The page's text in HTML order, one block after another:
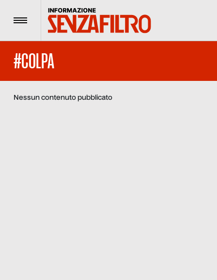
Menu
#COLPA
Nessun contenuto pubblicato